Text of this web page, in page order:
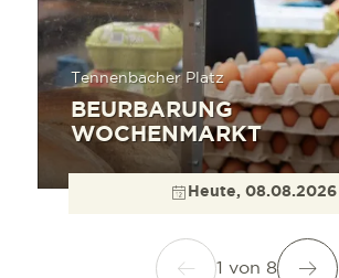
Tennenbacher Platz
BEURBARUNG
WOCHENMARKT
Heute, 08.08.2026
1 von 8